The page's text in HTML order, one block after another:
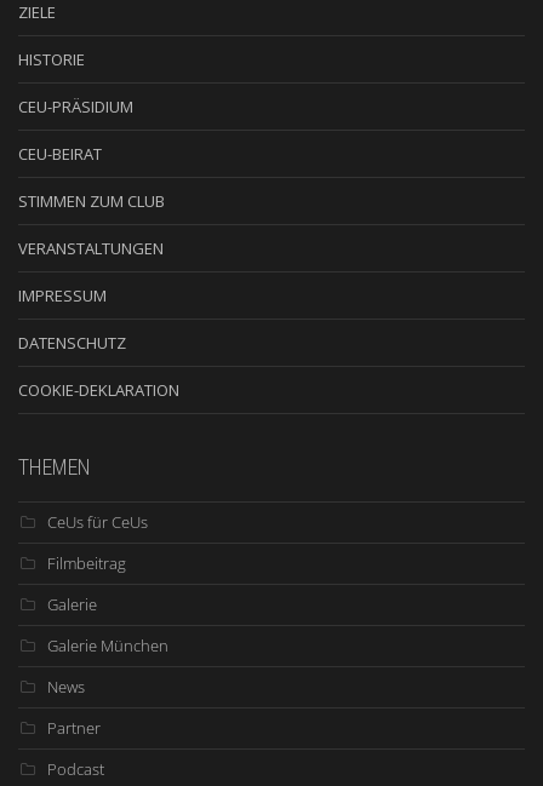
ZIELE
HISTORIE
CEU-PRÄSIDIUM
CEU-BEIRAT
STIMMEN ZUM CLUB
VERANSTALTUNGEN
IMPRESSUM
DATENSCHUTZ
COOKIE-DEKLARATION
THEMEN
CeUs für CeUs
Filmbeitrag
Galerie
Galerie München
News
Partner
Podcast